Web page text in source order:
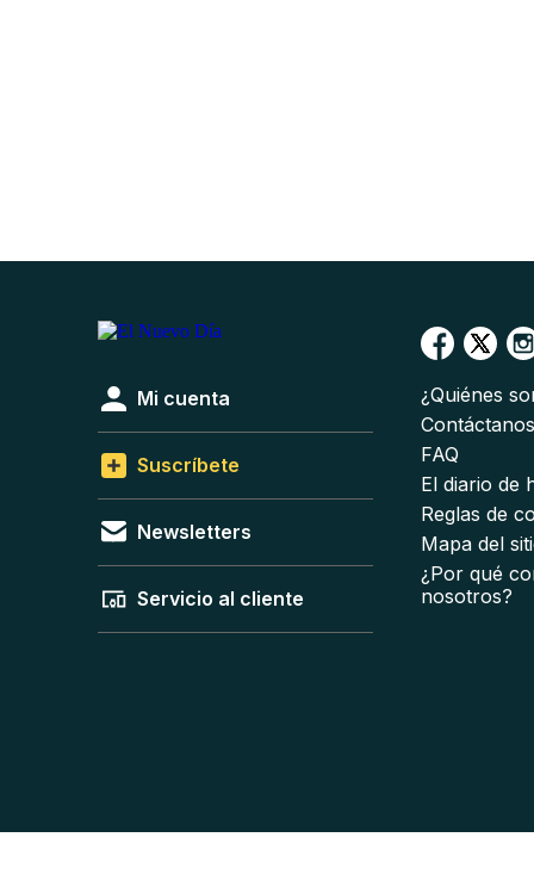
Mi cuenta
Suscríbete
Newsletters
Servicio al cliente
¿Quiénes
Contáctanos
FAQ
El diario de
Reglas de
Mapa del
¿Por qué
nosotros?